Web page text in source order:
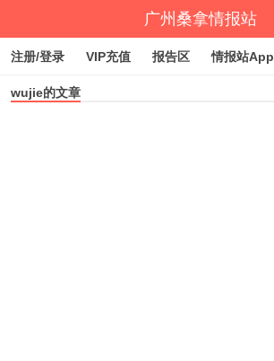
广州桑拿情报站
注册/登录 VIP充值 报告区 情报站App
深圳桑拿情报站
wujie的文章